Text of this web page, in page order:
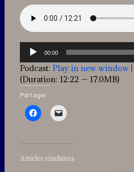
Lecteur
audio
00:00
Podcast: Play in new window|
(Duration: 12:22 — 17.0MB)
Partager :
Articles similaires